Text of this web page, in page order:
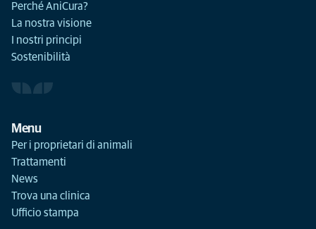
Perché AniCura?
La nostra visione
I nostri principi
Sostenibilità
Menu
Per i proprietari di animali
Trattamenti
News
Trova una clinica
Ufficio stampa